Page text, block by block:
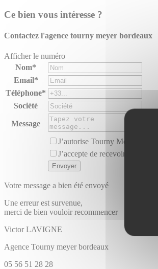
Ce bien vous intéresse ?
Contactez l'agence tourny meyer bordeaux
Afficher le numéro
Nom*
Email*
Téléphone*
Société
Message
J’autorise Tourny Meyer à
J’accepte de recevoir des
Votre message a bien été envoyé
Une erreur est survenue,
merci de bien vouloir recommencer
Victor LAVIGNE
Agence Tourny meyer bordeaux
05 56 51 28 28